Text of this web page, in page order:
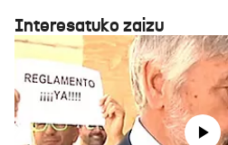
Interesatuko zaizu